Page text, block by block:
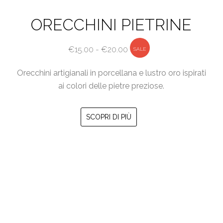
ORECCHINI PIETRINE
€15.00 - €20.00 Fascia
prezzo:
da
a
€20.00
SALE
Orecchini artigianali in porcellana e lustro oro ispirati
ai colori delle pietre preziose.
Questo
prodotto
SCOPRI DI PIÙ